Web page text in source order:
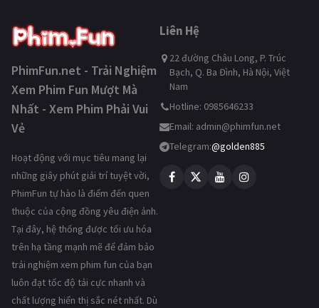
PhimFun.net - Trải Nghiệm
Xem Phim Fun Mượt Mà
Nhất - Xem Phim Phải Vui
Vẻ
Hoạt động với mục tiêu mang lại
những giây phút giải trí tuyệt vời,
PhimFun tự hào là điểm đến quen
thuộc của cộng đồng yêu điện ảnh.
Tại đây, hệ thống được tối ưu hóa
trên hạ tầng mạnh mẽ để đảm bảo
trải nghiệm xem phim fun của bạn
luôn đạt tốc độ tải cực nhanh và
chất lượng hiển thị sắc nét nhất. Dù
Liên Hệ
22 đường Châu Long, P. Trúc
Bạch, Q. Ba Đình, Hà Nội, Việt
Nam
Hotline: 0985646233
Email: admin@phimfun.net
Telegram:@golden885